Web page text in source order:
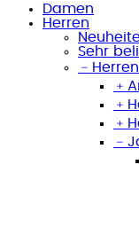
Damen
Herren
Sehr
﹣
﹢
﹢
﹢
﹣